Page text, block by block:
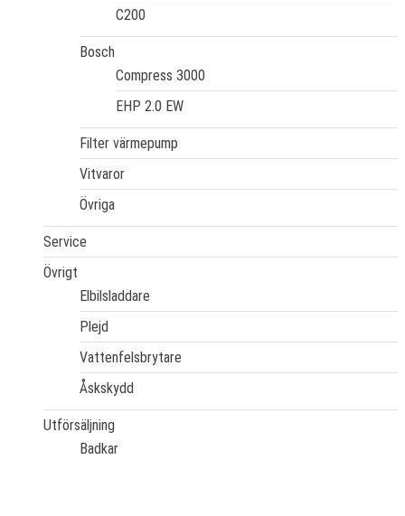
C200
Bosch
Compress 3000
EHP 2.0 EW
Filter värmepump
Vitvaror
Övriga
Service
Övrigt
Elbilsladdare
Plejd
Vattenfelsbrytare
Åskskydd
Utförsäljning
Badkar